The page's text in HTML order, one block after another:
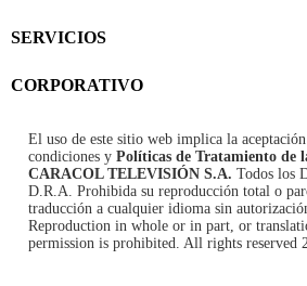
SERVICIOS
CORPORATIVO
El uso de este sitio web implica la
condiciones y Políticas de Tratamiento de
CARACOL TELEVISIÓN S.A. Todos los
D.R.A. Prohibida su reproducción total o
traducción a cualquier idioma sin
Reproduction in whole or in part, or
permission is prohibited. All rights reserved